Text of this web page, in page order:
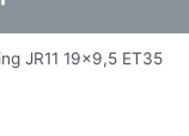
JR11 19×9,5 ET35